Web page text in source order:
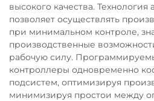
высокого качества. Технология
позволяет осуществлять
при минимальном контроле,
производственные
рабочую силу.
контроллеры одновременно
подсистем, оптимизируя
минимизируя простои между